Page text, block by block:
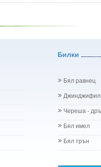
Билки
Бял равнец
Джинджифил
Череша -
Бял имел
Бял трън